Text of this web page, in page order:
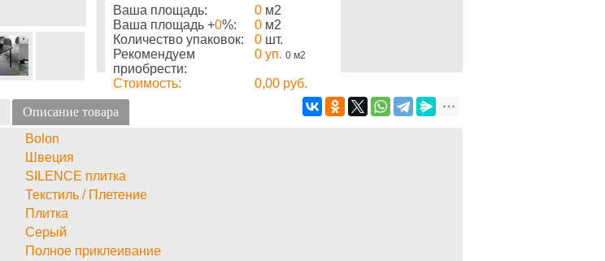
Ваша площадь: 0 м2
Ваша площадь +0%: 0 м2
Количество упаковок:
0 шт.
Рекомендуем
приобрести:
0 уп. 0 м2
Стоимость: 0,00 руб.
Описание товара
Bolon
Швеция
SILENCE плитка
Текстиль / Плетение
Плитка
Серый
Полное приклеивание